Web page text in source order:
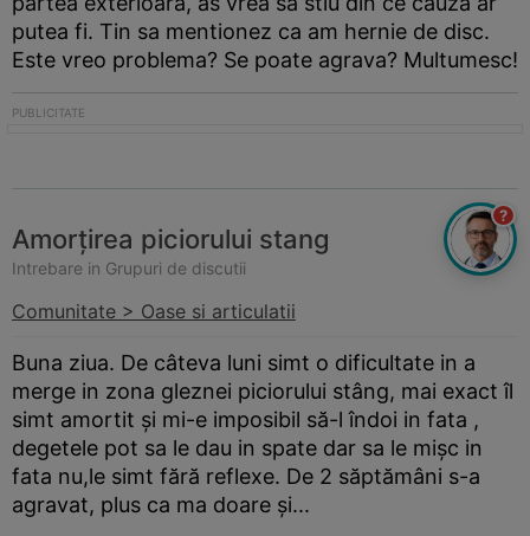
putea fi. Tin sa mentionez ca am hernie de disc.
Este vreo problema? Se poate agrava? Multumesc!
Amorțirea piciorului stang
Intrebare in Grupuri de discutii
Comunitate > Oase si articulatii
Buna ziua. De câteva luni simt o dificultate in a
merge in zona gleznei piciorului stâng, mai exact îl
simt amortit și mi-e imposibil să-l îndoi in fata ,
degetele pot sa le dau in spate dar sa le mișc in
fata nu,le simt fără reflexe. De 2 săptămâni s-a
agravat, plus ca ma doare și...
?